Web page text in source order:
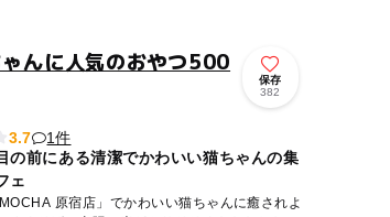
んに人気のおやつ500
保存
382
3.7
1件
の前にある清潔でかわいい猫ちゃんの集
ェ
MOCHA 原宿店」でかわいい猫ちゃんに癒されよ